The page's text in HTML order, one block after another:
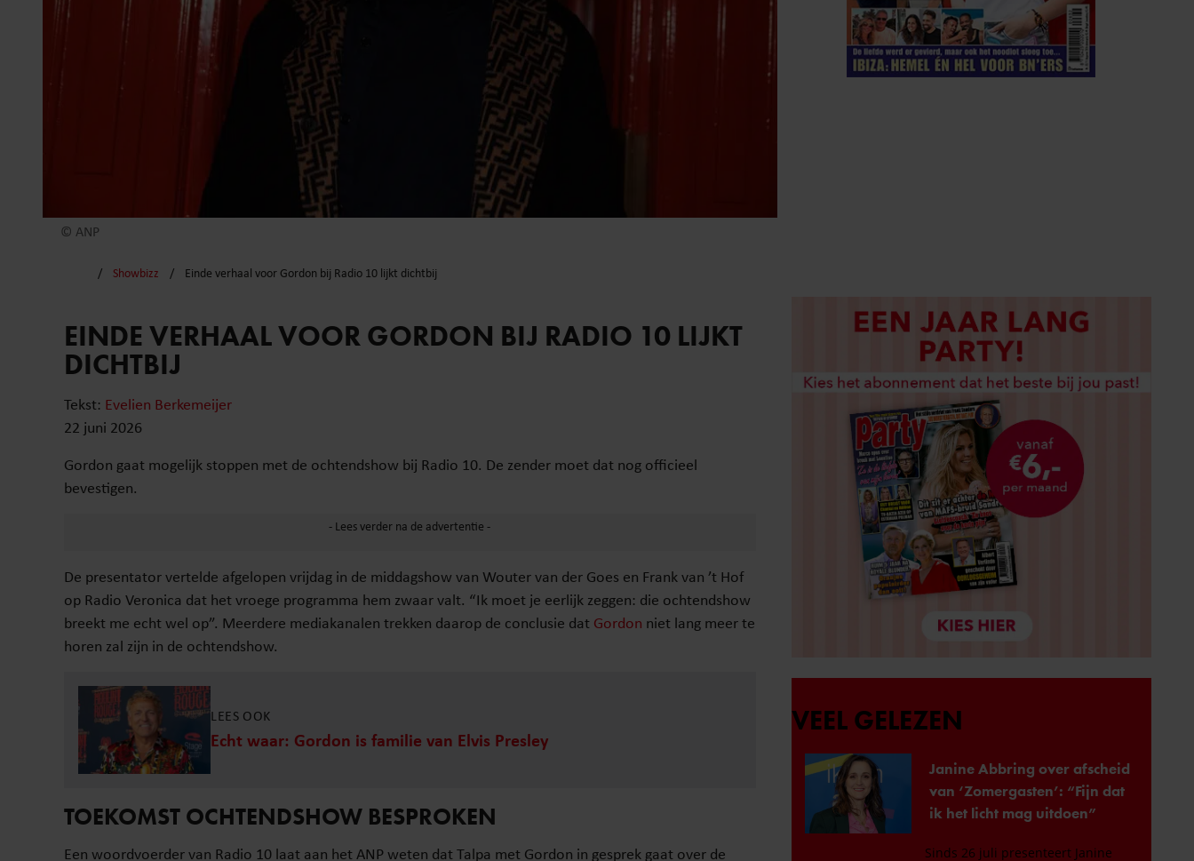
© ANP
Showbizz Einde verhaal voor Gordon bij Radio 10 lijkt dichtbij
EINDE VERHAAL VOOR GORDON BIJ RADIO 10 LIJKT
DICHTBIJ
Tekst: Evelien Berkemeijer
22 juni 2026
Gordon gaat mogelijk stoppen met de ochtendshow bij Radio 10. De zender moet dat nog officieel
bevestigen.
De presentator vertelde afgelopen vrijdag in de middagshow van Wouter van der Goes en Frank van ’t Hof
op Radio Veronica dat het vroege programma hem zwaar valt. “Ik moet je eerlijk zeggen: die ochtendshow
breekt me echt wel op”. Meerdere mediakanalen trekken daarop de conclusie dat Gordon niet lang meer te
horen zal zijn in de ochtendshow.
LEES OOK
Echt waar: Gordon is familie van Elvis Presley
TOEKOMST OCHTENDSHOW BESPROKEN
Een woordvoerder van Radio 10 laat aan het ANP weten dat Talpa met Gordon in gesprek gaat over de